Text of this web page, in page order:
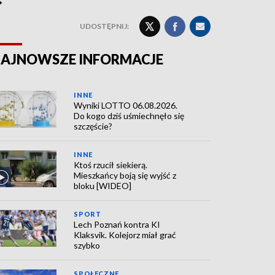
UDOSTĘPNIJ:
INFORMACJE
INNE
Wyniki LOTTO 06.08.2026.
Do kogo dziś uśmiechnęło się
szczęście?
INNE
Ktoś rzucił siekierą.
Mieszkańcy boją się wyjść z
bloku [WIDEO]
SPORT
Lech Poznań kontra KI
Klaksvik. Kolejorz miał grać
szybko